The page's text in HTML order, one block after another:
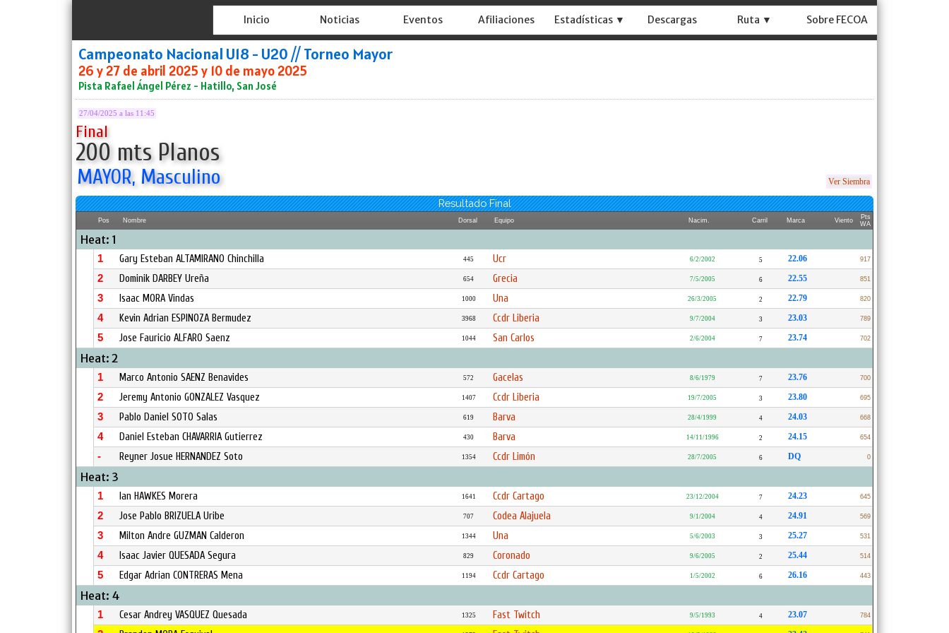
Inicio Noticias Eventos Afiliaciones Estadísticas ▼ Descargas Ruta ▼ Sobre FECOA
Campeonato Nacional U18 - U20 // Torneo Mayor
26 y 27 de abril 2025 y 10 de mayo 2025
Pista Rafael Ángel Pérez - Hatillo, San José
27/04/2025 a las 11:45
Final
200 mts Planos
MAYOR, Masculino Ver Siembra
Resultado Final
Pos Nombre Dorsal Equipo Nacim. Carril Marca Viento
Pts
WA
Heat: 1
1 Gary Esteban ALTAMIRANO Chinchilla 445 Ucr 6/2/2002 5 22.06 917
2 Dominik DARBEY Ureña 654 Grecia 7/5/2005 6 22.55 851
3 Isaac MORA Vindas 1000 Una 26/3/2005 2 22.79 820
4 Kevin Adrian ESPINOZA Bermudez 3968 Ccdr Liberia 9/7/2004 3 23.03 789
5 Jose Fauricio ALFARO Saenz 1044 San Carlos 2/6/2004 7 23.74 702
Heat: 2
1 Marco Antonio SAENZ Benavides 572 Gacelas 8/6/1979 7 23.76 700
2 Jeremy Antonio GONZALEZ Vasquez 1407 Ccdr Liberia 19/7/2005 3 23.80 695
3 Pablo Daniel SOTO Salas 619 Barva 28/4/1999 4 24.03 668
4 Daniel Esteban CHAVARRIA Gutierrez 430 Barva 14/11/1996 2 24.15 654
- Reyner Josue HERNANDEZ Soto 1354 Ccdr Limón 28/7/2005 6 DQ 0
Heat: 3
1 Ian HAWKES Morera 1641 Ccdr Cartago 23/12/2004 7 24.23 645
2 Jose Pablo BRIZUELA Uribe 707 Codea Alajuela 9/1/2004 4 24.91 569
3 Milton Andre GUZMAN Calderon 1344 Una 5/6/2003 3 25.27 531
4 Isaac Javier QUESADA Segura 829 Coronado 9/6/2005 2 25.44 514
5 Edgar Adrian CONTRERAS Mena 1194 Ccdr Cartago 1/5/2002 6 26.16 443
Heat: 4
1 Cesar Andrey VASQUEZ Quesada 1325 Fast Twitch 9/5/1993 4 23.07 784